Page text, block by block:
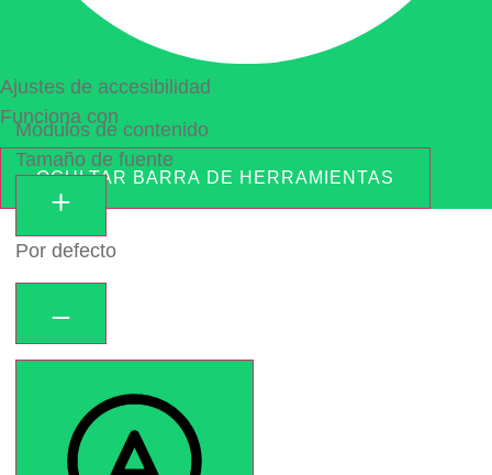
Ajustes de accesibilidad
Funciona con
OCULTAR BARRA DE HERRAMIENTAS
Módulos de contenido
Tamaño de fuente
Por defecto